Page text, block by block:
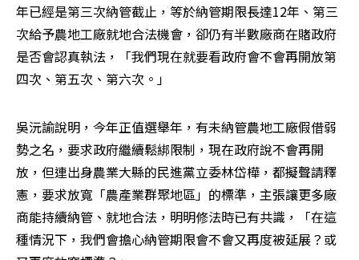
年已經是第三次納管截止，等於納管期限長達12年、第三
次給予農地工廠就地合法機會，卻仍有半數廠商在賭政府
是否會認真執法，「我們現在就要看政府會不會再開放第
四次、第五次、第六次。」
吳沅諭說明，今年正值選舉年，有未納管農地工廠假借弱
勢之名，要求政府繼續鬆綁限制，現在政府說不會再開
放，但連出身農業大縣的民進黨立委林岱樺，都擬聲請釋
憲，要求放寬「農產業群聚地區」的標準，主張讓更多廠
商能持續納管、就地合法，明明修法時已有共識，「在這
種情況下，我們會擔心納管期限會不會又再度被延展？或